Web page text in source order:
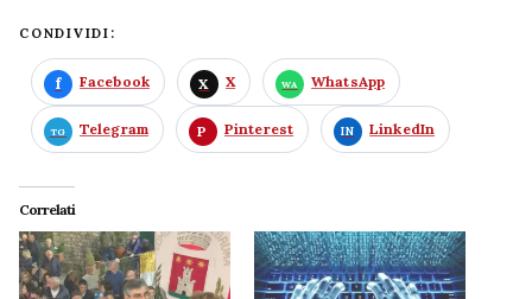
CONDIVIDI:
Facebook X WhatsApp
Telegram Pinterest LinkedIn
Correlati